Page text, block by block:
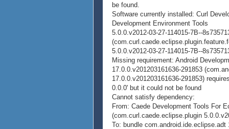
be found.
Software currently installed: Curl
Development Environment Tools
5.0.0.v2012-03-27-114015-7B--
5.0.0.v2012-03-27-114015-7B--
Missing requirement: Android
17.0.0.v201203161636-291853
17.0.0.v201203161636-291853)
0.0.0' but it could not be found
Cannot satisfy dependency:
From: Caede Development Tools For
(com.curl.caede.eclipse.plugin
To: bundle com.android.ide.eclipse.adt